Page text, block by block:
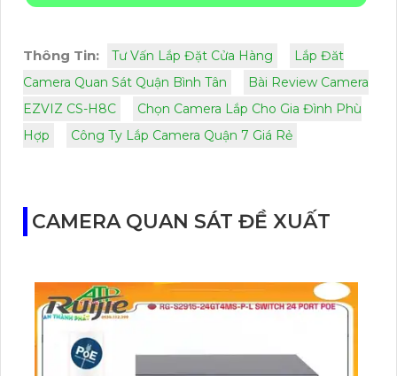
Thông Tin: Tư Vấn Lắp Đặt Cửa Hàng
Lắp Đăt
Camera Quan Sát Quận Bình Tân
Bài Review Camera
EZVIZ CS-H8C
Chọn Camera Lắp Cho Gia Đình Phù
Hợp
Công Ty Lắp Camera Quận 7 Giá Rẻ
CAMERA QUAN SÁT ĐỀ XUẤT